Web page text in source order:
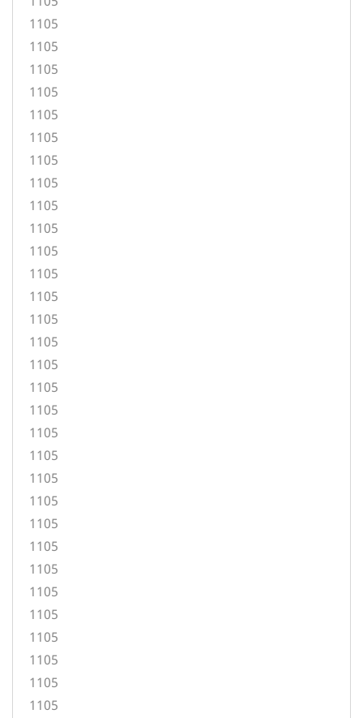
1105
1105
1105
1105
1105
1105
1105
1105
1105
1105
1105
1105
1105
1105
1105
1105
1105
1105
1105
1105
1105
1105
1105
1105
1105
1105
1105
1105
1105
1105
1105